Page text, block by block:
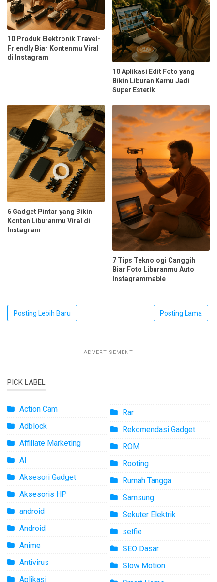
10 Produk Elektronik Travel-
Friendly Biar Kontenmu Viral
di Instagram
10 Aplikasi Edit Foto yang
Bikin Liburan Kamu Jadi
Super Estetik
6 Gadget Pintar yang Bikin
Konten Liburanmu Viral di
Instagram
7 Tips Teknologi Canggih
Biar Foto Liburanmu Auto
Instagrammable
Posting Lebih Baru Posting Lama
ADVERTISEMENT
PICK LABEL
Action Cam
Adblock
Affiliate Marketing
AI
Aksesori Gadget
Aksesoris HP
android
Android
Anime
Antivirus
Aplikasi
Rar
Rekomendasi Gadget
ROM
Rooting
Rumah Tangga
Samsung
Sekuter Elektrik
selfie
SEO Dasar
Slow Motion